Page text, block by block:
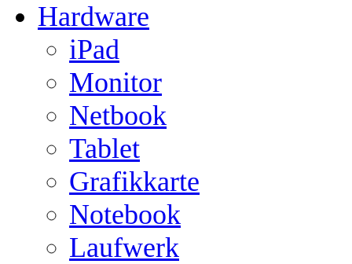
Hardware
iPad
Monitor
Netbook
Tablet
Grafikkarte
Notebook
Laufwerk